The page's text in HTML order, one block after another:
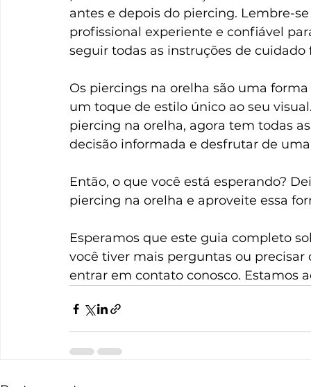
antes e depois do piercing. Lembre-
profissional experiente e confiável
seguir todas as instruções de cuidado
Os piercings na orelha são uma
um toque de estilo único ao seu
piercing na orelha, agora tem todas
decisão informada e desfrutar de
Então, o que você está esperando?
piercing na orelha e aproveite essa
Esperamos que este guia completo
você tiver mais perguntas ou
entrar em contato conosco. Estamos